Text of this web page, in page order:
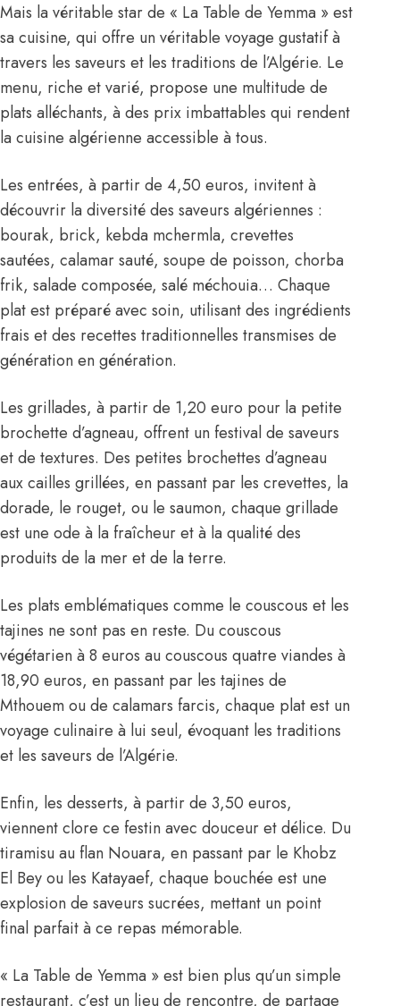
Mais la véritable star de « La Table de Yemma » est
sa cuisine, qui offre un véritable voyage gustatif à
travers les saveurs et les traditions de l’Algérie. Le
menu, riche et varié, propose une multitude de
plats alléchants, à des prix imbattables qui rendent
la cuisine algérienne accessible à tous.
Les entrées, à partir de 4,50 euros, invitent à
découvrir la diversité des saveurs algériennes :
bourak, brick, kebda mchermla, crevettes
sautées, calamar sauté, soupe de poisson, chorba
frik, salade composée, salé méchouia… Chaque
plat est préparé avec soin, utilisant des ingrédients
frais et des recettes traditionnelles transmises de
génération en génération.
Les grillades, à partir de 1,20 euro pour la petite
brochette d’agneau, offrent un festival de saveurs
et de textures. Des petites brochettes d’agneau
aux cailles grillées, en passant par les crevettes, la
dorade, le rouget, ou le saumon, chaque grillade
est une ode à la fraîcheur et à la qualité des
produits de la mer et de la terre.
Les plats emblématiques comme le couscous et les
tajines ne sont pas en reste. Du couscous
végétarien à 8 euros au couscous quatre viandes à
18,90 euros, en passant par les tajines de
Mthouem ou de calamars farcis, chaque plat est un
voyage culinaire à lui seul, évoquant les traditions
et les saveurs de l’Algérie.
Enfin, les desserts, à partir de 3,50 euros,
viennent clore ce festin avec douceur et délice. Du
tiramisu au flan Nouara, en passant par le Khobz
El Bey ou les Katayaef, chaque bouchée est une
explosion de saveurs sucrées, mettant un point
final parfait à ce repas mémorable.
« La Table de Yemma » est bien plus qu’un simple
restaurant, c’est un lieu de rencontre, de partage